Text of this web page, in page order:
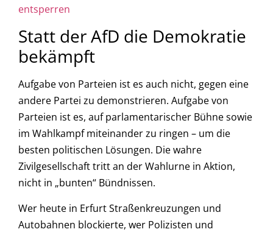
entsperren
Statt der AfD die Demokratie
bekämpft
Aufgabe von Parteien ist es auch nicht, gegen eine
andere Partei zu demonstrieren. Aufgabe von
Parteien ist es, auf parlamentarischer Bühne sowie
im Wahlkampf miteinander zu ringen – um die
besten politischen Lösungen. Die wahre
Zivilgesellschaft tritt an der Wahlurne in Aktion,
nicht in „bunten“ Bündnissen.
Wer heute in Erfurt Straßenkreuzungen und
Autobahnen blockierte, wer Polizisten und